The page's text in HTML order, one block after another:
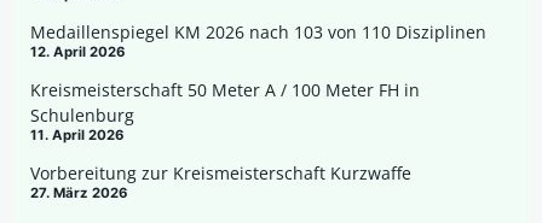
Medaillenspiegel KM 2026 nach 103 von 110 Disziplinen
12. April 2026
Kreismeisterschaft 50 Meter A / 100 Meter FH in
Schulenburg
11. April 2026
Vorbereitung zur Kreismeisterschaft Kurzwaffe
27. März 2026